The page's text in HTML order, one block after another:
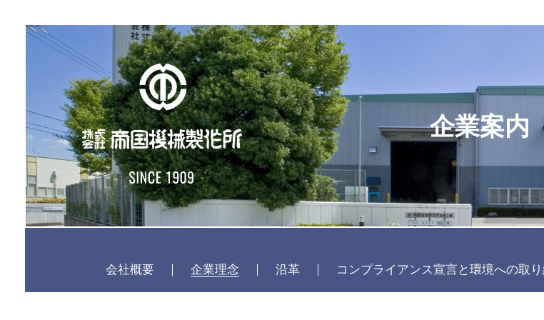
企業案内
会社概要 企業理念 沿革 コンプライアンス宣言と環境への取